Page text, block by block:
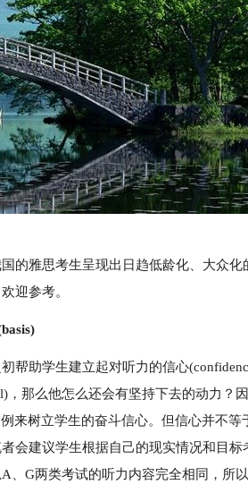
的雅思考生呈现出日趋低龄化、大众
迎参考。
帮助学生建立起对听力的信心
，那么他怎么还会有坚持下去的动力？
来树立学生的奋斗信心。但信心并不
会建议学生根据自己的现实情况和目
、G两类考试的听力内容完全相同，所